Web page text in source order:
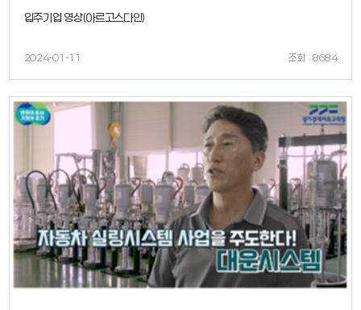
입주기업 영상(아르고스다인)
2024-01-11 조회 : 8684